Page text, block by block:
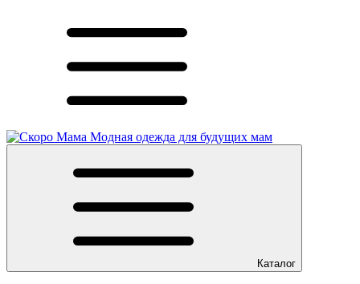
Модная одежда для будущих мам
Каталог